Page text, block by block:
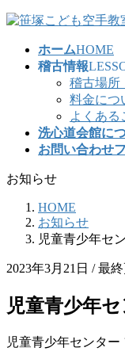
コ
ナ
ホームHOME
稽古情報
稽古場所
料金につ
よくある
洗心道会館に
お問い合わせ
お知らせ
HOME
お知らせ
児童青少年セ
2023年3月21日 / 最
児童青少年
児童青少年センター